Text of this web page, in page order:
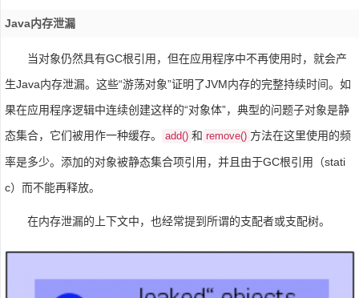
Java内存泄漏
当对象仍然具有GC根引用，但在应用程序中不再使用时，就会产
生Java内存泄漏。这些“游荡对象”证明了JVM内存的完整持续时间。如
果在应用程序逻辑中连续创建这样的“对象体”，典型的问题子对象是静
态集合，它们被用作一种缓存。
add() 和 remove() 方法在这里使用的频
率是多少。添加的对象被静态集合项引用，并且由于GC根引用（stati
c）而不能再释放。
在内存泄漏的上下文中，也经常提到所谓的支配者或支配树。